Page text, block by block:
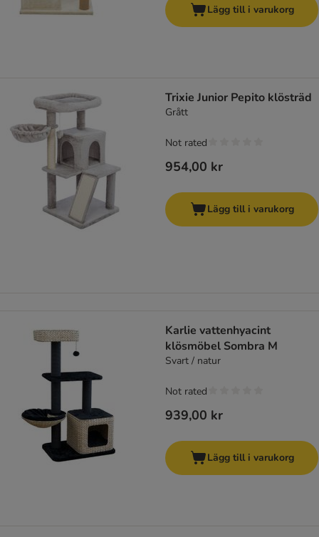
Lägg till i varukorg
Trixie Junior Pepito klösträd
Grått
954,00 kr
Not rated
Lägg till i varukorg
Karlie vattenhyacint
klösmöbel Sombra M
Svart / natur
939,00 kr
Not rated
Lägg till i varukorg